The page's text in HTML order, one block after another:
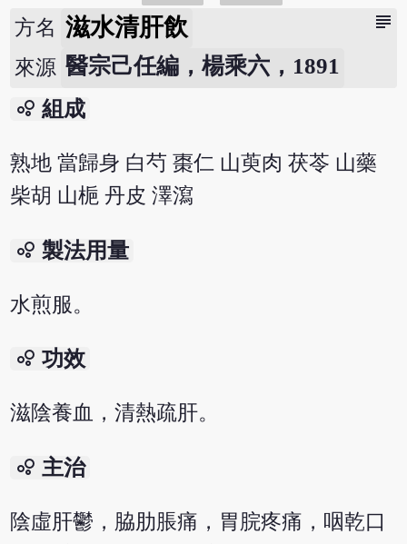
subject
方名 滋水清肝飲
來源 醫宗己任編，楊乘六，1891
bubble_chart 組成
熟地 當歸身 白芍 棗仁 山萸肉 茯苓 山藥
柴胡 山梔 丹皮 澤瀉
bubble_chart 製法用量
水煎服。
bubble_chart 功效
滋陰養血，清熱疏肝。
bubble_chart 主治
陰虛肝鬱，脇肋脹痛，胃脘疼痛，咽乾口